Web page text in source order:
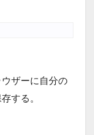
ザーに自分の
する。